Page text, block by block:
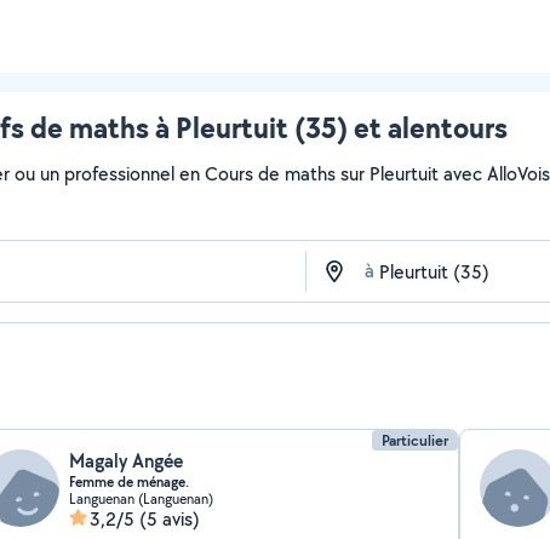
de maths à Pleurtuit (35) et alentours
ou un professionnel en Cours de maths sur Pleurtuit avec
à
Particulier
Magaly Angée
Femme de ménage.
Languenan (Languenan)
3,2/5 (5 avis)